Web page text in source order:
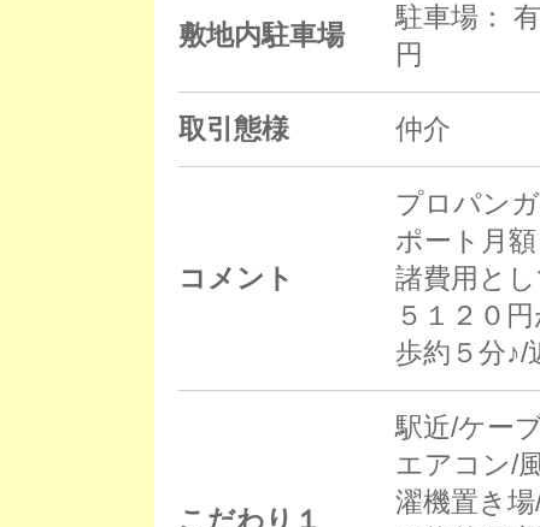
敷地内駐車場
駐車場：
円
取引態様 仲介
コメント
プロパン
ポート月
諸費用と
５１２０
歩約５分
こだわり１
駅近/ケー
エアコン/
濯機置き